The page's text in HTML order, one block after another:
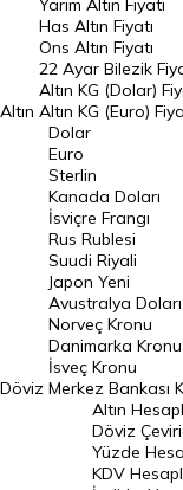
DÖVİZ
Döviz Kuru
Dolar Kuru
Euro Kuru
Pound Kuru
Frank Kuru
Riyal Kuru
Avustralya Doları
Danimarka Kronu Kuru
Kanada Doları Kuru
Norveç Kronu Kuru
İsveç Kronu Kuru
Japon Yeni Kuru
Altın
Yarım Altın Fiyatı
Has Altın Fiyatı
Ons Altın Fiyatı
22 Ayar Bilezik
Altın KG (Dolar)
Altın KG (Euro)
Döviz
Dolar
Euro
Sterlin
Kanada Doları
İsviçre Frangı
Rus Rublesi
Suudi Riyali
Japon Yeni
Avustralya Doları
Norveç Kronu
Danimarka Kronu
İsveç Kronu
Merkez Bankası
Altın
Döviz
Yüzde
KDV